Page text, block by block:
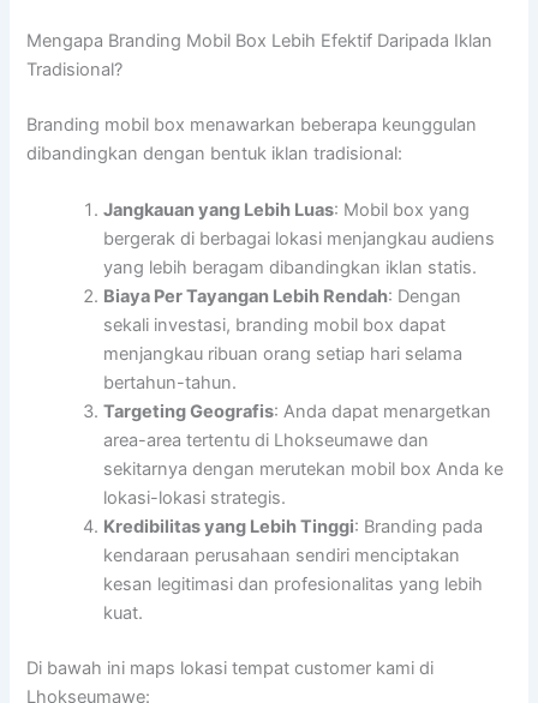
Mengapa Branding Mobil Box Lebih Efektif Daripada Iklan
Tradisional?
Branding mobil box menawarkan beberapa keunggulan
dibandingkan dengan bentuk iklan tradisional:
Jangkauan yang Lebih Luas: Mobil box yang
bergerak di berbagai lokasi menjangkau audiens
yang lebih beragam dibandingkan iklan statis.
Biaya Per Tayangan Lebih Rendah: Dengan
sekali investasi, branding mobil box dapat
menjangkau ribuan orang setiap hari selama
bertahun-tahun.
Targeting Geografis: Anda dapat menargetkan
area-area tertentu di Lhokseumawe dan
sekitarnya dengan merutekan mobil box Anda ke
lokasi-lokasi strategis.
Kredibilitas yang Lebih Tinggi: Branding pada
kendaraan perusahaan sendiri menciptakan
kesan legitimasi dan profesionalitas yang lebih
kuat.
Di bawah ini maps lokasi tempat customer kami di
Lhokseumawe: